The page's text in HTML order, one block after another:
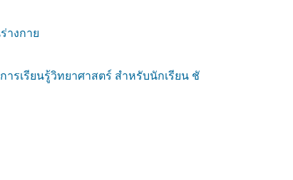
างกาย
รเรียนรู้วิทยาศาสตร์ สำหรับนักเรียน ชั